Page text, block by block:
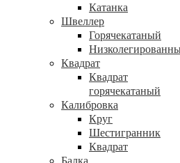
Катанка
Швеллер
Горячекатаный
Квадрат
Квадрат
горячекатаный
Калибровка
Круг
Шестигранник
Квадрат
Балка